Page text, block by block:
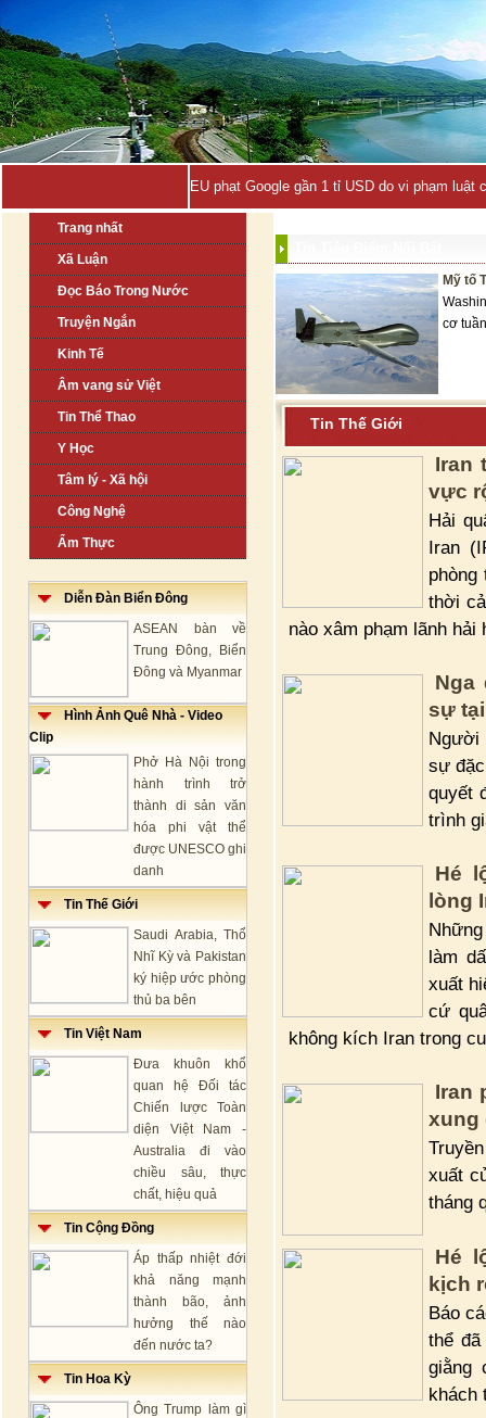
EU phạt Google gần 1 tỉ USD do vi phạm luật
Trang nhất
Xã Luận
Đọc Báo Trong Nước
Truyện Ngắn
Kinh Tế
Âm vang sử Việt
Tin Thể Thao
Y Học
Tâm lý - Xã hội
Công Nghệ
Ẩm Thực
Diễn Đàn Biển Đông
ASEAN bàn về
Trung Đông, Biển
Đông và Myanmar
Hình Ảnh Quê Nhà - Video
Clip
Phở Hà Nội trong
hành trình trở
thành di sản văn
hóa phi vật thể
được UNESCO ghi
danh
Tin Thế Giới
Saudi Arabia, Thổ
Nhĩ Kỳ và Pakistan
ký hiệp ước phòng
thủ ba bên
Tin Việt Nam
Đưa khuôn khổ
quan hệ Đối tác
Chiến lược Toàn
diện Việt Nam -
Australia đi vào
chiều sâu, thực
chất, hiệu quả
Tin Cộng Đồng
Áp thấp nhiệt đới
khả năng mạnh
thành bão, ảnh
hưởng thế nào
đến nước ta?
Tin Hoa Kỳ
Ông Trump làm gì
Mỹ tố
cơ
Tin Thế Giới
Iran
vực
Hải
Iran
thời
nào xâm phạm lãnh
Nga
sự
Người
sự
quyết
trình
Hé
lòng
làm
xuất
cứ
không kích Iran trong
Iran
xung
xuất
tháng
Hé
kịch
Báo
thể
giằng
khách